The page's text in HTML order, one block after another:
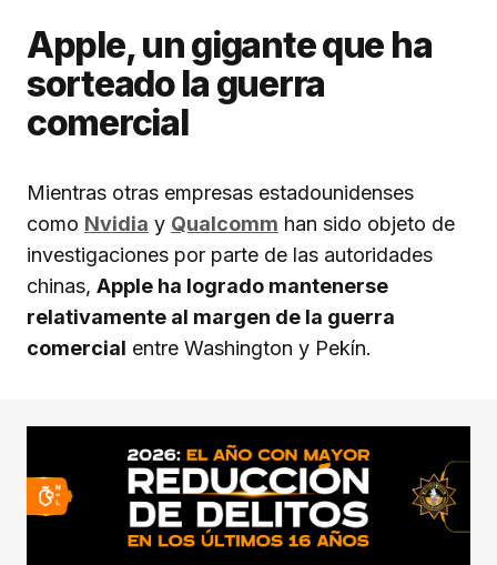
Apple, un gigante que ha
sorteado la guerra
comercial
Mientras otras empresas estadounidenses
como Nvidia y Qualcomm han sido objeto de
investigaciones por parte de las autoridades
chinas, Apple ha logrado mantenerse
relativamente al margen de la guerra
comercial entre Washington y Pekín.